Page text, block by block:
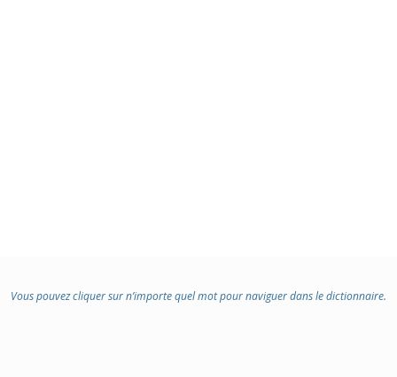
Vous pouvez cliquer sur n’importe quel mot pour naviguer dans le dictionnaire.